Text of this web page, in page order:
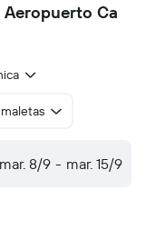
Ca
mar. 8/9 - mar. 15/9